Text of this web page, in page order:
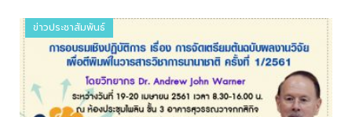
ข่าวประชาสัมพันธ์